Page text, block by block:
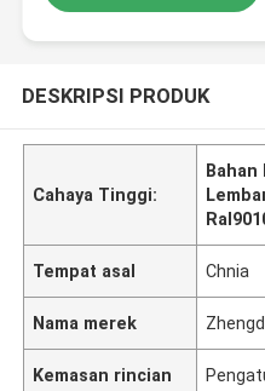
DESKRIPSI PRODUK
Cahaya Tinggi:
Bahan
Tempat asal Chnia
Nama merek
Kemasan rincian